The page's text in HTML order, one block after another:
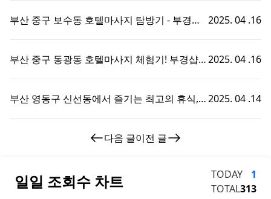
부산 중구 보수동 호텔마사지 탐방기 - 부경샵
2025. 04 .16
부산 중구 동광동 호텔마사지 체험기! 부경샵에2025. 04 .16
부산 영동구 신선동에서 즐기는 최고의 휴식,
2025. 04 .14
다음 글이전 글
일일 조회수 차트 TODAY
1
TOTAL313